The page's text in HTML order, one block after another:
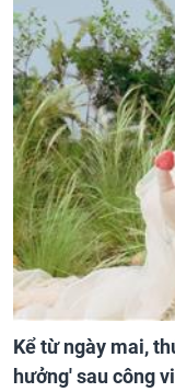
Kể từ ngày mai,
hưởng' sau công